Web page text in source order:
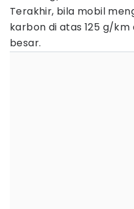
Terakhir, bila mobil
karbon di atas 125 g/km
besar.